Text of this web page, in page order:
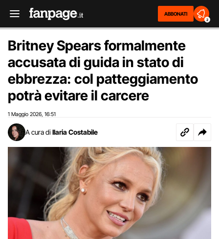
ABBONATI
2
Britney Spears formalmente
accusata di guida in stato di
ebbrezza: col patteggiamento
potrà evitare il carcere
1 Maggio 2026 16:51
A cura di Ilaria Costabile